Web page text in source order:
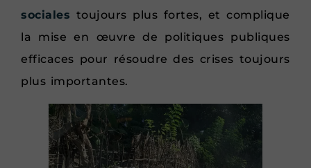
sociales toujours plus fortes, et complique
la mise en œuvre de politiques publiques
efficaces pour résoudre des crises toujours
plus importantes.